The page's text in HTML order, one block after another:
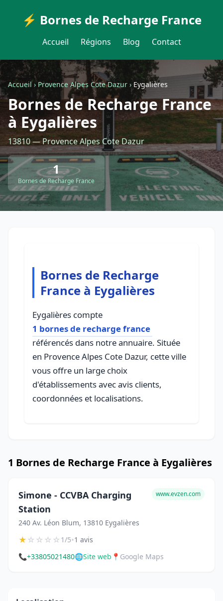
⚡ Bornes de Recharge France
Accueil Régions Blog Contact
Accueil›Provence Alpes Cote Dazur ›Eygalières
Bornes de Recharge France
à Eygalières
13810 — Provence Alpes Cote Dazur
1
Bornes de Recharge France
Bornes de Recharge
France à Eygalières
Eygalières compte
1 bornes de recharge france
référencés dans notre annuaire. Située
en Provence Alpes Cote Dazur, cette ville
vous offre un large choix
d'établissements avec avis clients,
coordonnées et localisations.
1 Bornes de Recharge France à Eygalières
Simone - CCVBA Charging
Station
240 Av. Léon Blum, 13810 Eygalières
www.evzen.com
★☆☆☆☆1/5•1 avis
📞+33805021480🌐Site web 📍 Google Maps